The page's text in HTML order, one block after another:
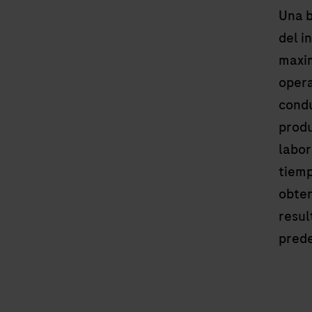
Una
del